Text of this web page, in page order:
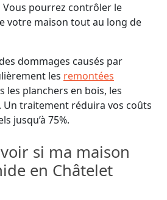
pourrez contrôler le
votre maison tout au long de
dommages causés par
les remontées
les planchers en bois, les
Un traitement réduira vos coûts
jusqu’à 75%.
si ma maison
en Châtelet